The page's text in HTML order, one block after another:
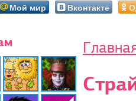
Мой мир Вконтакте